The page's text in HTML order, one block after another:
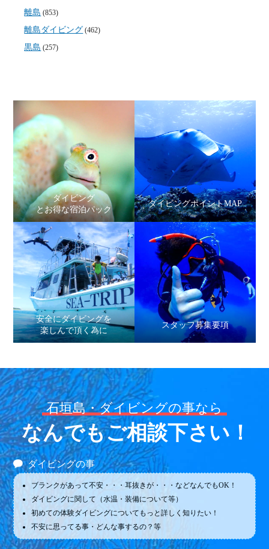
離島 (853)
離島ダイビング (462)
黒島 (257)
ダイビング
とお得な宿泊パック
ダイビングポイントMAP
安全にダイビングを
楽しんで頂く為に
スタッフ募集要項
石垣島・ダイビングの事なら
なんでもご相談下さい！
ダイビングの事
ブランクがあって不安・・・耳抜きが・・・などなんでもOK！
ダイビングに関して（水温・装備について等）
初めての体験ダイビングについてもっと詳しく知りたい！
不安に思ってる事・どんな事するの？等